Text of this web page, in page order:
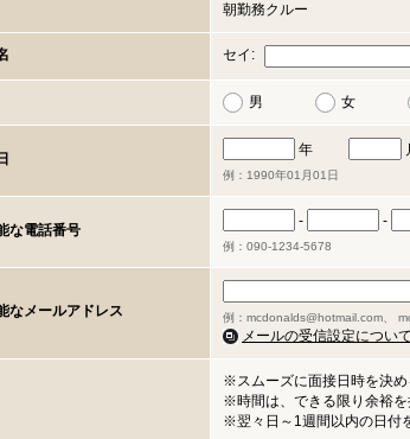
朝勤務クルー
セイ:
男 女
年
例：1990年01月01日
な電話番号
- -
例：090-1234-5678
なメールアドレス 例：mcdonalds@hotmail.com、
メールの受信設定について
※スムーズに面接日時を決め
※時間は、できる限り余裕を
※翌々日～1週間以内の日付